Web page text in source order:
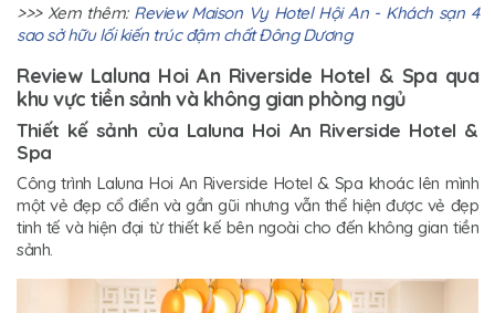
>>> Xem thêm: Review Maison Vy Hotel Hội An - Khách sạn 4
sao sở hữu lối kiến trúc đậm chất Đông Dương
Review Laluna Hoi An Riverside Hotel & Spa qua
khu vực tiền sảnh và không gian phòng ngủ
Thiết kế sảnh của Laluna Hoi An Riverside Hotel &
Spa
Công trình Laluna Hoi An Riverside Hotel & Spa khoác lên mình
một vẻ đẹp cổ điển và gần gũi nhưng vẫn thể hiện được vẻ đẹp
tinh tế và hiện đại từ thiết kế bên ngoài cho đến không gian tiền
sảnh.